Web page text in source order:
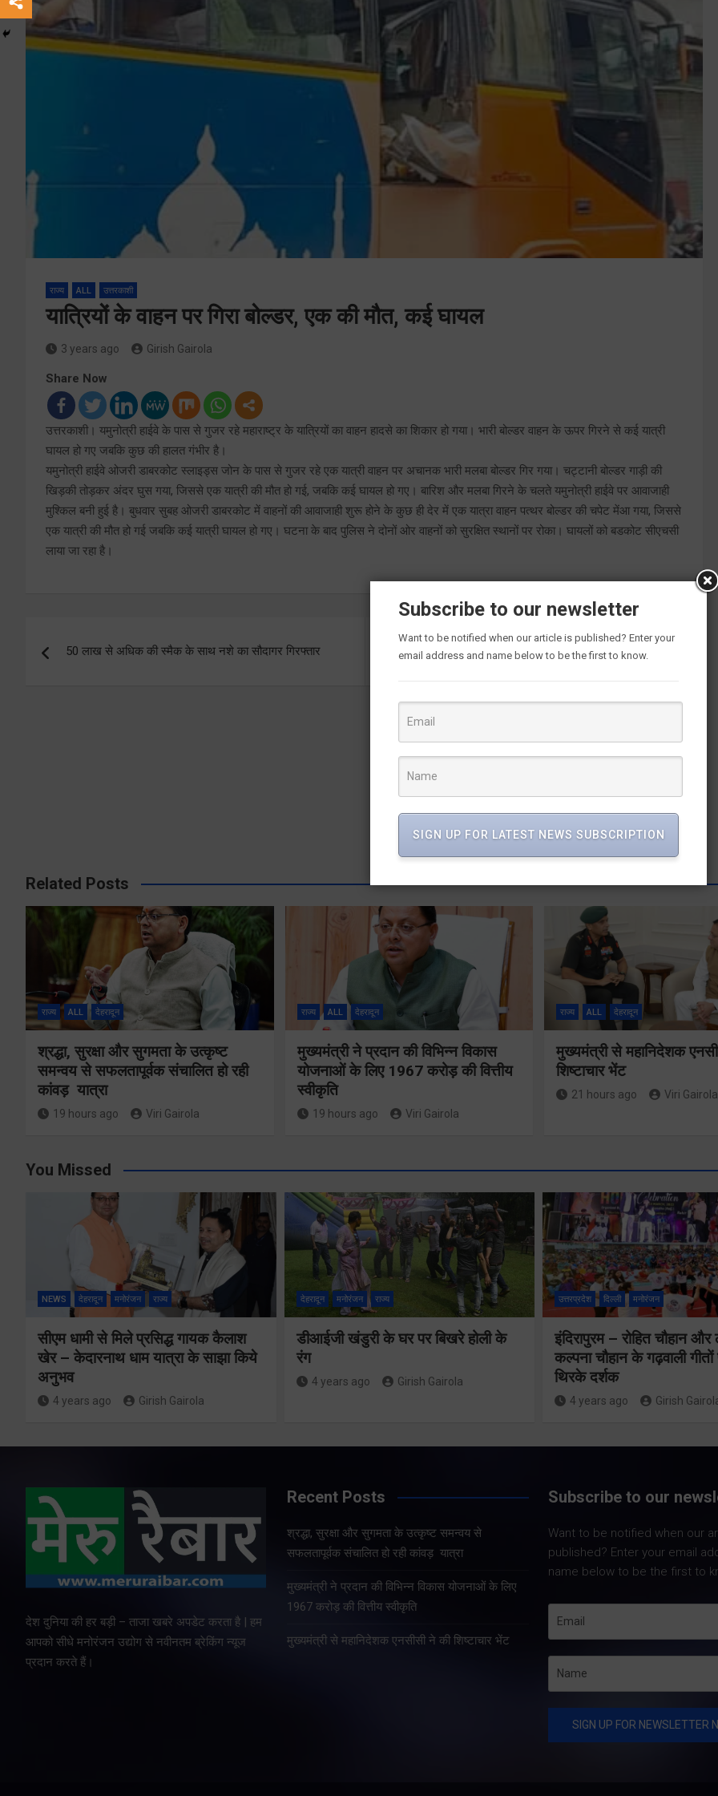
राज्य ALL उत्तरकाशी
यात्रियों के वाहन पर गिरा बोल्‍डर, एक की मौत, कई घायल
3 years ago Girish Gairola
Share Now
उत्तरकाशी। यमुनोत्री हाईवे के पास से गुजर रहे महाराष्ट्र के यात्रियों का वाहन हादसे का शिकार हो गया। भारी बोल्डर वाहन के ऊपर गिरने से कई यात्री
घायल हो गए जबकि कुछ की हालत गंभीर है।
यमुनोत्री हाईवे ओजरी डाबरकोट स्लाइड्स जोन के पास से गुजर रहे एक यात्री वाहन पर अचानक भारी मलबा बोल्डर गिर गया। चट्टानी बोल्डर गाड़ी की
खिड़की तोड़कर अंदर घुस गया, जिससे एक यात्री की मौत हो गई, जबकि कई घायल हो गए। बारिश और मलबा गिरने के चलते यमुनोत्री हाईवे पर आवाजाही
मुश्किल बनी हुई है। बुधवार सुबह ओजरी डाबरकोट में वाहनों की आवाजाही शुरू होने के कुछ ही देर में एक यात्रा वाहन पत्थर बोल्डर की चपेट मेंआ गया, जिससे
एक यात्री की मौत हो गई जबकि कई यात्री घायल हो गए। घटना के बाद पुलिस ने दोनों ओर वाहनों को सुरक्षित स्थानों पर रोका। घायलों को बडकोट सीएचसी
लाया जा रहा है।
navigation
50 लाख से अधिक की स्मैक के साथ नशे का सौदागर गिरफ्तार कार खाई में गिरी तीन की मौत, एक लापता
Related Posts
राज्य ALL देहरादून
श्रद्धा, सुरक्षा और सुगमता के उत्कृष्ट
समन्वय से सफलतापूर्वक संचालित हो रही
कांवड़ यात्रा
19 hours ago Viri Gairola
राज्य ALL देहरादून
मुख्यमंत्री ने प्रदान की विभिन्न विकास
योजनाओं के लिए 1967 करोड़ की वित्तीय
स्वीकृति
19 hours ago Viri Gairola
राज्य ALL देहरादून
मुख्यमंत्री से महानिदेशक
शिष्टाचार भेंट
21 hours ago Viri Gairola
You Missed
NEWS देहरादून मनोरंजन राज्य
सीएम धामी से मिले प्रसिद्ध गायक कैलाश
खेर – केदारनाथ धाम यात्रा के साझा किये
अनुभव
4 years ago Girish Gairola
देहरादून मनोरंजन राज्य
डीआईजी खंडुरी के घर पर बिखरे होली के
रंग
4 years ago Girish Gairola
उत्तरप्रदेश दिल्ली मनोरंजन
इंदिरापुरम – रोहित चौहान और
कल्पना चौहान के गढ़वाली
थिरके दर्शक
4 years ago Girish
देश दुनिया की हर बड़ी – ताजा खबरे अपडेट करता है | हम
आपको सीधे मनोरंजन उद्योग से नवीनतम ब्रेकिंग न्यूज
प्रदान करते हैं।
Recent Posts
श्रद्धा, सुरक्षा और सुगमता के उत्कृष्ट समन्वय से
सफलतापूर्वक संचालित हो रही कांवड़ यात्रा
मुख्यमंत्री ने प्रदान की विभिन्न विकास योजनाओं के लिए
1967 करोड़ की वित्तीय स्वीकृति
मुख्यमंत्री से महानिदेशक एनसीसी ने की शिष्टाचार भेंट
Subscribe to our
Want to be notified when our
published? Enter your email
name below to be the first to
में रहें अधिकारीः
Share Nowदेहरादून। मुख्य
सचिव आनंद बर्द्धन ने गुरुवार को
राज्य आपातकालीन परिचालन
केंद्र पहुंचकर प्रदेश में लगातार
उत्पन्न स्थिति की विस्तृत समीक्षा
श्रद्धा,
सुगमता के
उत्कृष्ट
से
कांवड़
Share Now
Share
मुख्यमंत्री पुष्कर सिंह
कुशल नेतृत्व एवं राज्य
सुचारु रूप से
Subscribe to our newsletter
Want to be notified when our article is published? Enter your
email address and name below to be the first to know.
SIGN UP FOR LATEST NEWS SUBSCRIPTION